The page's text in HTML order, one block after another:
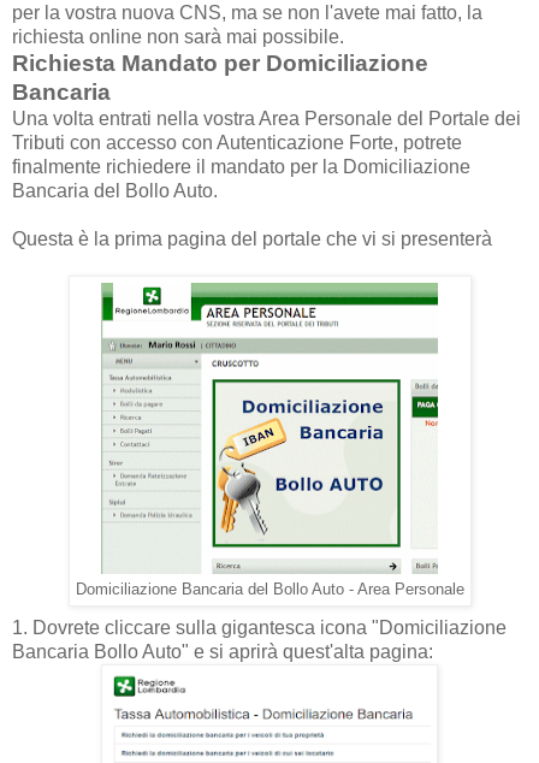
per la vostra nuova CNS, ma se non l'avete mai fatto, la
richiesta online non sarà mai possibile.
Richiesta Mandato per Domiciliazione
Bancaria
Una volta entrati nella vostra Area Personale del Portale dei
Tributi con accesso con Autenticazione Forte, potrete
finalmente richiedere il mandato per la Domiciliazione
Bancaria del Bollo Auto.
Questa è la prima pagina del portale che vi si presenterà
Domiciliazione Bancaria del Bollo Auto - Area Personale
1. Dovrete cliccare sulla gigantesca icona "Domiciliazione
Bancaria Bollo Auto" e si aprirà quest'alta pagina: